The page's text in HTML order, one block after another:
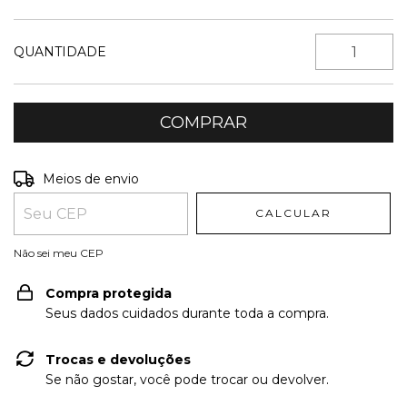
QUANTIDADE
Entregas para o CEP:
Meios de envio
CALCULAR
Não sei meu CEP
Compra protegida
Seus dados cuidados durante toda a compra.
Trocas e devoluções
Se não gostar, você pode trocar ou devolver.